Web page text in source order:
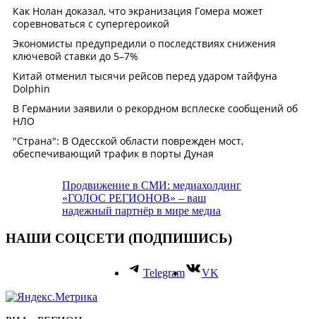
Продвижение в СМИ: медиахолдинг
«ГОЛОС РЕГИОНОВ» – ваш
надежный партнёр в мире медиа
НАШИ СОЦСЕТИ (ПОДПИШИСЬ)
Telegram VK